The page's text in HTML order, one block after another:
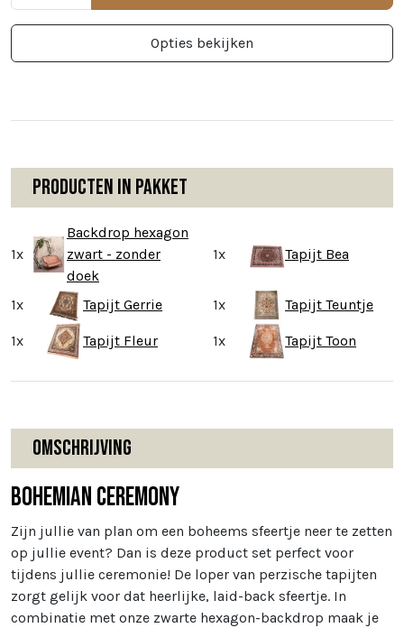
Opties bekijken
Producten in pakket
1x
Backdrop hexagon
zwart - zonder
doek
1x Tapijt Bea
1x Tapijt Gerrie 1x Tapijt Teuntje
1x Tapijt Fleur 1x Tapijt Toon
Omschrijving
Bohemian ceremony
Zijn jullie van plan om een boheems sfeertje neer te zetten
op jullie event? Dan is deze product set perfect voor
tijdens jullie ceremonie! De loper van perzische tapijten
zorgt gelijk voor dat heerlijke, laid-back sfeertje. In
combinatie met onze zwarte hexagon-backdrop maak je